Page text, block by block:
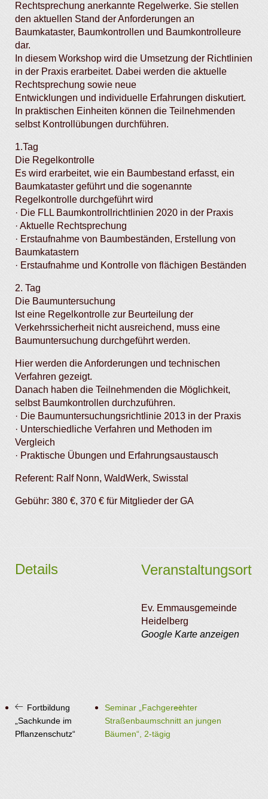
Rechtsprechung anerkannte Regelwerke. Sie stellen
den aktuellen Stand der Anforderungen an
Baumkataster, Baumkontrollen und Baumkontrolleure
dar.
In diesem Workshop wird die Umsetzung der Richtlinien
in der Praxis erarbeitet. Dabei werden die aktuelle
Rechtsprechung sowie neue
Entwicklungen und individuelle Erfahrungen diskutiert.
In praktischen Einheiten können die Teilnehmenden
selbst Kontrollübungen durchführen.
1.Tag
Die Regelkontrolle
Es wird erarbeitet, wie ein Baumbestand erfasst, ein
Baumkataster geführt und die sogenannte
Regelkontrolle durchgeführt wird
· Die FLL Baumkontrollrichtlinien 2020 in der Praxis
· Aktuelle Rechtsprechung
· Erstaufnahme von Baumbeständen, Erstellung von
Baumkatastern
· Erstaufnahme und Kontrolle von flächigen Beständen
2. Tag
Die Baumuntersuchung
Ist eine Regelkontrolle zur Beurteilung der
Verkehrssicherheit nicht ausreichend, muss eine
Baumuntersuchung durchgeführt werden.
Hier werden die Anforderungen und technischen
Verfahren gezeigt.
Danach haben die Teilnehmenden die Möglichkeit,
selbst Baumkontrollen durchzuführen.
· Die Baumuntersuchungsrichtlinie 2013 in der Praxis
· Unterschiedliche Verfahren und Methoden im
Vergleich
· Praktische Übungen und Erfahrungsaustausch
Referent: Ralf Nonn, WaldWerk, Swisstal
Gebühr: 380 €, 370 € für Mitglieder der GA
Details Veranstaltungsort
Ev. Emmausgemeinde
Heidelberg
Google Karte anzeigen
Fortbildung
„Sachkunde im
Pflanzenschutz“
Seminar „Fachgerechter
Straßenbaumschnitt an jungen
Bäumen“, 2-tägig